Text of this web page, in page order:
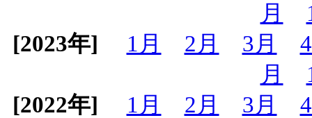
月
[2023年]
1月 2月 3月
月
[2022年]
1月 2月 3月